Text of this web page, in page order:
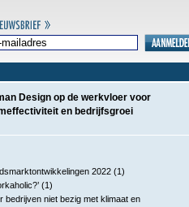
Design op de werkvloer voor
en bedrijfsgroei
2022 (1)
(1)
bedrijven niet bezig met klimaat en